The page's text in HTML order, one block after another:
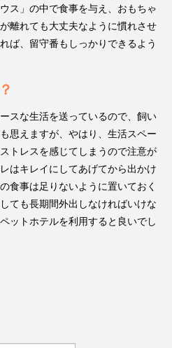
ス」の中で食事を与え、おもちゃ
離れても大丈夫なように慣れさせ
ば、留守番もしっかりできるよう
スな生活を送っているので、飼い
思えますが、やはり、生活スペー
トレスを感じてしまうので注意が
はキレイにしてあげてから出かけ
食事は足りないように置いておく
ても長期間外出しなければいけな
ットホテルを利用すると良いでし